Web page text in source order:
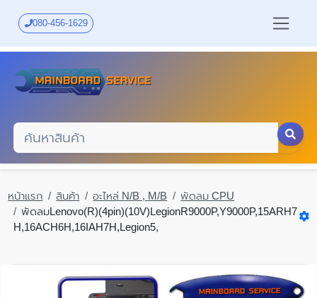
content
080-456-1629
หน้าแรก สินค้า อะไหล่ N/B , M/B
พัดลม CPU
พัดลมLenovo(R)(4pin)(10V)LegionR9000P,Y9000P,15ARH7
H,16ACH6H,16IAH7H,Legion5,